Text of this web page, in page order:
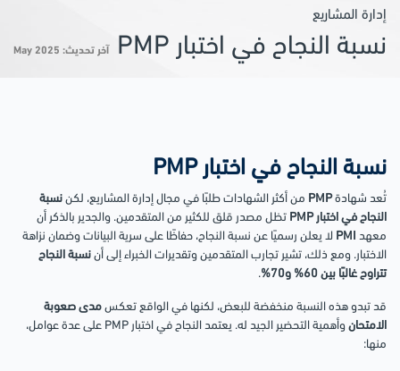
إدارة المشاريع
نسبة النجاح في اختبار PMP آخر تحديث: May 2025
نسبة النجاح في اختبار PMP
تُعد شهادةPMP من أكثر الشهادات طلبًا في مجال إدارة المشاريع، لكن نسبة
النجاح في اختبار PMP
تظل مصدر قلق للكثير من المتقدمين. والجدير بالذكر أن
معهد PMI لا يعلن رسميًا عن نسبة النجاح، حفاظًا على سرية البيانات وضمان نزاهة
الاختبار. ومع ذلك، تشير تجارب المتقدمين وتقديرات الخبراء إلى أن نسبة النجاح
تتراوح غالبًا بين 60% و70%
.
قد تبدو هذه النسبة منخفضة للبعض، لكنها في الواقع تعكس مدى صعوبة
الامتحان
وأهمية التحضير الجيد له. يعتمد النجاح في اختبار PMP على عدة عوامل،
منها: